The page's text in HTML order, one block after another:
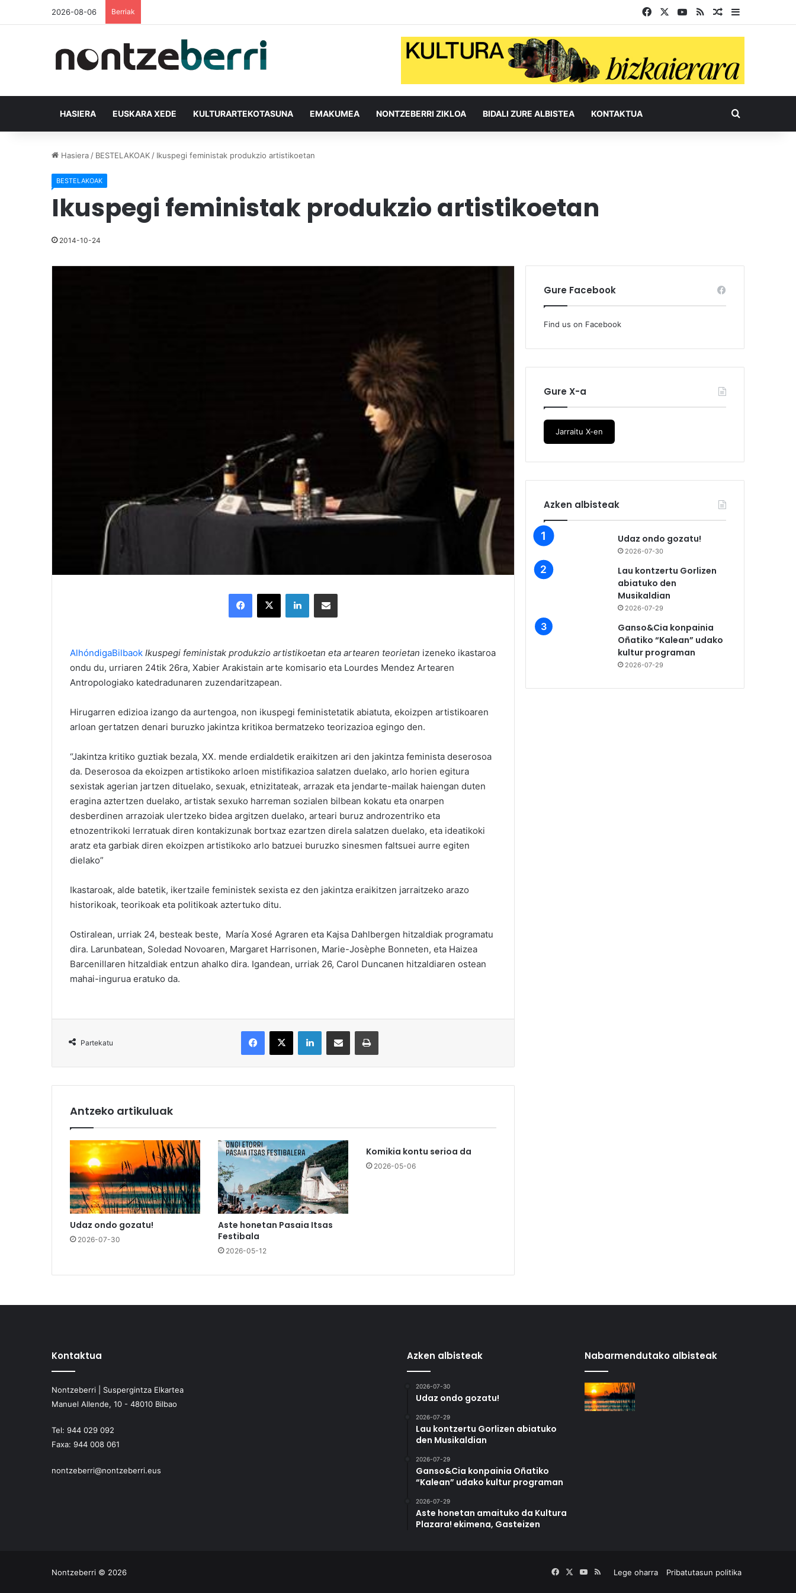
2026-08-06 Berriak Facebook YouTube
RSS Ausazko
HASIERA EUSKARA XEDE KULTURARTEKOTASUNA EMAKUMEA NONTZEBERRI ZIKLOA BIDALI ZURE ALBISTEA KONTAKTUA Bilatu
Hasiera / BESTELAKOAK / Ikuspegi feministak produkzio artistikoetan
BESTELAKOAK
Ikuspegi feministak produkzio artistikoetan
2014-10-24
AlhóndigaBilbaok Ikuspegi feministak produkzio artistikoetan eta artearen teorietan izeneko ikastaroa
ondu du, urriaren 24tik 26ra, Xabier Arakistain arte komisario eta Lourdes Mendez Artearen
Antropologiako katedradunaren zuzendaritzapean.
Hirugarren edizioa izango da aurtengoa, non ikuspegi feministetatik abiatuta, ekoizpen artistikoaren
arloan gertatzen denari buruzko jakintza kritikoa bermatzeko teorizazioa egingo den.
“Jakintza kritiko guztiak bezala, XX. mende erdialdetik eraikitzen ari den jakintza feminista deserosoa
da. Deserosoa da ekoizpen artistikoko arloen mistifikazioa salatzen duelako, arlo horien egitura
sexistak agerian jartzen dituelako, sexuak, etnizitateak, arrazak eta jendarte-mailak haiengan duten
eragina aztertzen duelako, artistak sexuko harreman sozialen bilbean kokatu eta onarpen
desberdinen arrazoiak ulertzeko bidea argitzen duelako, arteari buruz androzentriko eta
etnozentrikoki lerratuak diren kontakizunak bortxaz ezartzen direla salatzen duelako, eta ideatikoki
aratz eta garbiak diren ekoizpen artistikoko arlo batzuei buruzko sinesmen faltsuei aurre egiten
dielako”
Ikastaroak, alde batetik, ikertzaile feministek sexista ez den jakintza eraikitzen jarraitzeko arazo
historikoak, teorikoak eta politikoak aztertuko ditu.
Ostiralean, urriak 24, besteak beste, María Xosé Agraren eta Kajsa Dahlbergen hitzaldiak programatu
dira. Larunbatean, Soledad Novoaren, Margaret Harrisonen, Marie-Josèphe Bonneten, eta Haizea
Barcenillaren hitzaldiak entzun ahalko dira. Igandean, urriak 26, Carol Duncanen hitzaldiaren ostean
mahai-ingurua eratuko da.
Partekatu
Antzeko artikuluak
Udaz ondo gozatu!
2026-07-30
Aste honetan Pasaia Itsas
Festibala
2026-05-12
Komikia kontu serioa da
2026-05-06
Gure Facebook
Find us on Facebook
Gure X-a
Jarraitu X-en
Azken albisteak
Udaz ondo gozatu!
2026-07-30
Lau kontzertu Gorlizen
abiatuko den
Musikaldian
2026-07-29
Ganso&Cia konpainia
Oñatiko “Kalean” udako
kultur programan
2026-07-29
Kontaktua
Nontzeberri | Suspergintza Elkartea
Manuel Allende, 10 - 48010 Bilbao
Tel: 944 029 092
Faxa: 944 008 061
nontzeberri@nontzeberri.eus
Azken albisteak
2026-07-30
Udaz ondo gozatu!
2026-07-29
Lau kontzertu Gorlizen abiatuko
den Musikaldian
2026-07-29
Ganso&Cia konpainia Oñatiko
“Kalean” udako kultur programan
2026-07-29
Aste honetan amaituko da Kultura
Plazara! ekimena, Gasteizen
Nabarmendutako albisteak
Nontzeberri © 2026 Lege oharra Pribatutasun politika
FacebookYouTube
RSS